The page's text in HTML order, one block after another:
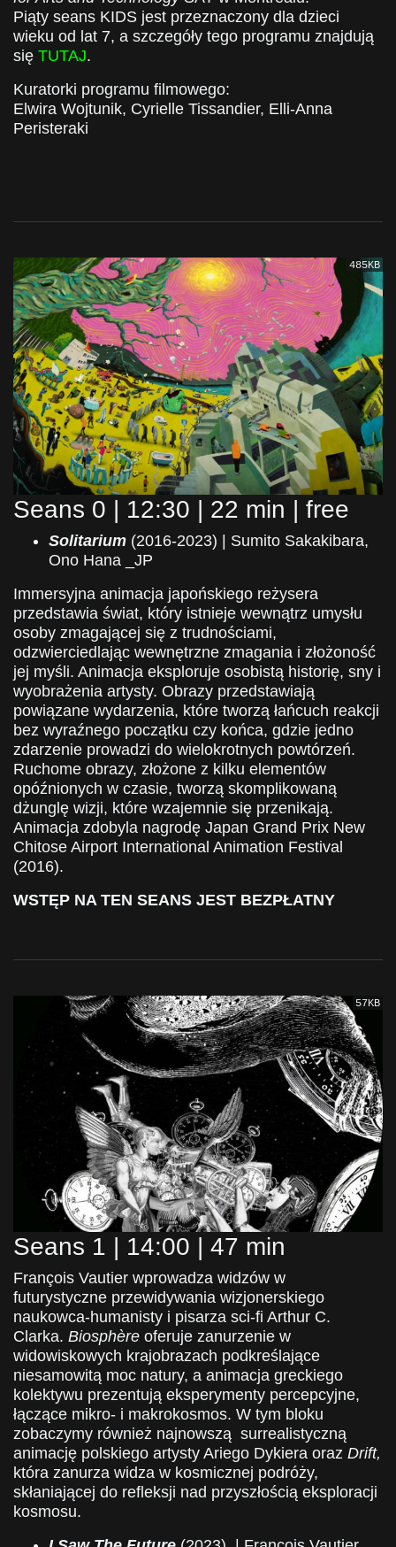
Piąty seans KIDS jest przeznaczony dla dzieci
wieku od lat 7, a szczegóły tego programu znajdują
się TUTAJ.
Kuratorki programu filmowego:
Elwira Wojtunik, Cyrielle Tissandier, Elli-Anna
Peristeraki
485KB
Seans 0 | 12:30 | 22 min | free
Solitarium (2016-2023) | Sumito Sakakibara,
Ono Hana _JP
Immersyjna animacja japońskiego reżysera
przedstawia świat, który istnieje wewnątrz umysłu
osoby zmagającej się z trudnościami,
odzwierciedlając wewnętrzne zmagania i złożoność
jej myśli. Animacja eksploruje osobistą historię, sny i
wyobrażenia artysty. Obrazy przedstawiają
powiązane wydarzenia, które tworzą łańcuch reakcji
bez wyraźnego początku czy końca, gdzie jedno
zdarzenie prowadzi do wielokrotnych powtórzeń.
Ruchome obrazy, złożone z kilku elementów
opóźnionych w czasie, tworzą skomplikowaną
dżunglę wizji, które wzajemnie się przenikają.
Animacja zdobyla nagrodę Japan Grand Prix New
Chitose Airport International Animation Festival
(2016).
WSTĘP NA TEN SEANS JEST BEZPŁATNY
57KB
Seans 1 | 14:00 | 47 min
François Vautier wprowadza widzów w
futurystyczne przewidywania wizjonerskiego
naukowca-humanisty i pisarza sci-fi Arthur C.
Clarka. Biosphère oferuje zanurzenie w
widowiskowych krajobrazach podkreślające
niesamowitą moc natury, a animacja greckiego
kolektywu prezentują eksperymenty percepcyjne,
łączące mikro- i makrokosmos. W tym bloku
zobaczymy również najnowszą surrealistyczną
animację polskiego artysty Ariego Dykiera oraz Drift,
która zanurza widza w kosmicznej podróży,
skłaniającej do refleksji nad przyszłością eksploracji
kosmosu.